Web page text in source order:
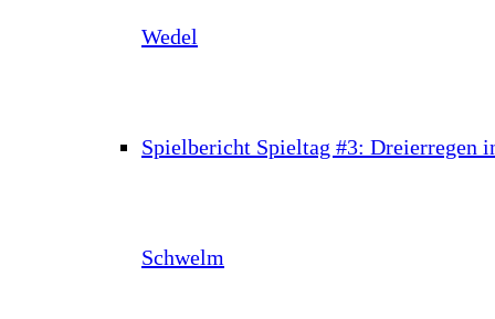
Wedel
Spielbericht Spieltag #3: Dreierregen
Schwelm